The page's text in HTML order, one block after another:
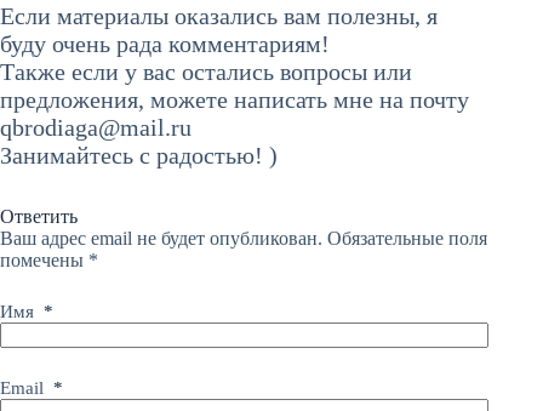
Если материалы оказались вам полезны, я
буду очень рада комментариям!
Также если у вас остались вопросы или
предложения, можете написать мне на почту
qbrodiaga@mail.ru
Занимайтесь с радостью! )
Ответить
Ваш адрес email не будет опубликован. Обязательные поля
помечены *
Имя *
Email *